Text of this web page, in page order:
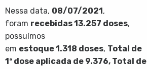
Nessa data, 08/07/2021,
foram recebidas13.257 doses,
possuímos
em estoque1.318 doses, Total de
1ª dose aplicada de 9.376, Total de